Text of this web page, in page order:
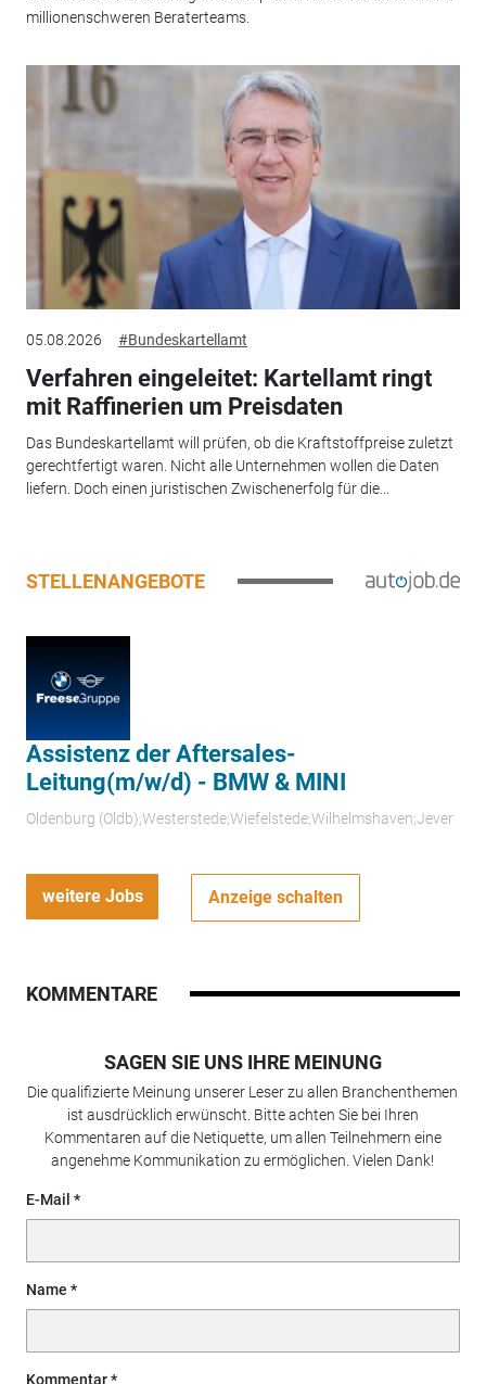
millionenschweren Beraterteams.
05.08.2026 #Bundeskartellamt
Verfahren eingeleitet: Kartellamt ringt
mit Raffinerien um Preisdaten
Das Bundeskartellamt will prüfen, ob die Kraftstoffpreise zuletzt
gerechtfertigt waren. Nicht alle Unternehmen wollen die Daten
liefern. Doch einen juristischen Zwischenerfolg für die...
STELLENANGEBOTE
Assistenz der Aftersales-
Leitung(m/w/d) - BMW & MINI
Oldenburg (Oldb);Westerstede;Wiefelstede;Wilhelmshaven;Jever
weitere Jobs Anzeige schalten
KOMMENTARE
SAGEN SIE UNS IHRE MEINUNG
Die qualifizierte Meinung unserer Leser zu allen Branchenthemen
ist ausdrücklich erwünscht. Bitte achten Sie bei Ihren
Kommentaren auf die Netiquette, um allen Teilnehmern eine
angenehme Kommunikation zu ermöglichen. Vielen Dank!
E-Mail
Name
Kommentar